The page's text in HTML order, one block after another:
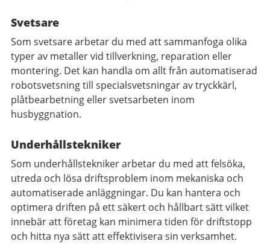
Svetsare
Som svetsare arbetar du med att sammanfoga olika
typer av metaller vid tillverkning, reparation eller
montering. Det kan handla om allt från automatiserad
robotsvetsning till specialsvetsningar av tryckkärl,
plåtbearbetning eller svetsarbeten inom
husbyggnation.
Underhållstekniker
Som underhållstekniker arbetar du med att felsöka,
utreda och lösa driftsproblem inom mekaniska och
automatiserade anläggningar. Du kan hantera och
optimera driften på ett säkert och hållbart sätt vilket
innebär att företag kan minimera tiden för driftstopp
och hitta nya sätt att effektivisera sin verksamhet.